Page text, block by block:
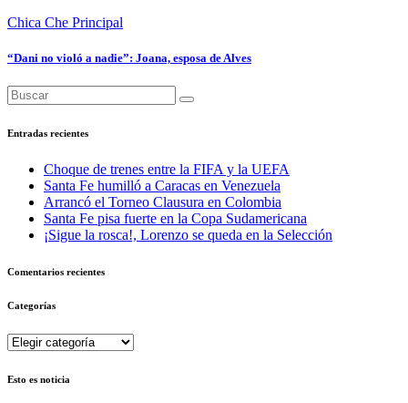
Chica Che Principal
“Dani no violó a nadie”: Joana, esposa de Alves
Entradas recientes
Choque de trenes entre la FIFA y la UEFA
Santa Fe humilló a Caracas en Venezuela
Arrancó el Torneo Clausura en Colombia
Santa Fe pisa fuerte en la Copa Sudamericana
¡Sigue la rosca!, Lorenzo se queda en la Selección
Comentarios recientes
Categorías
Categorías
Esto es noticia